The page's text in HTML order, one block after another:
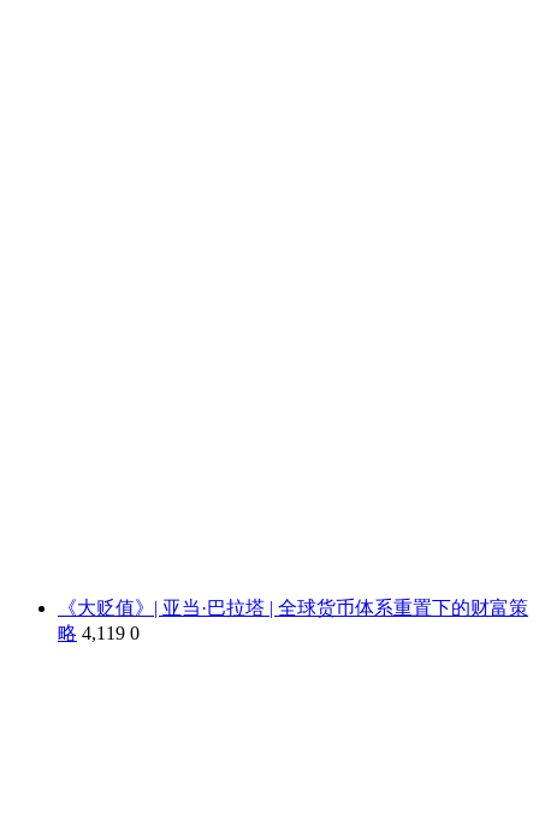
《大贬值》| 亚当·巴拉塔 | 全球货币体系重置下的财富策
略 4,119 0